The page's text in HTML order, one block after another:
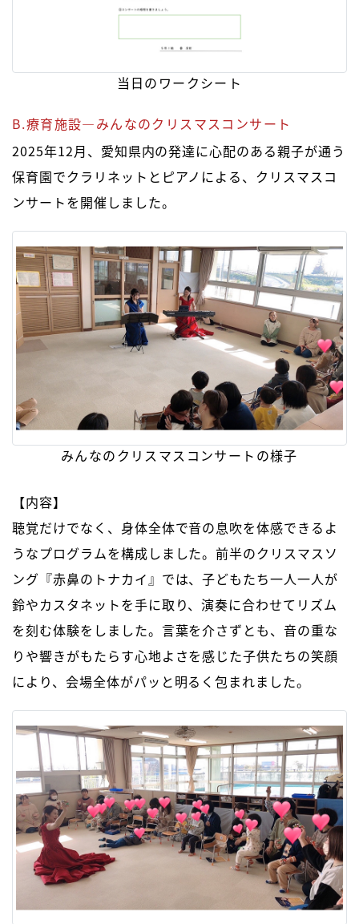
当日のワークシート
B.療育施設―みんなのクリスマスコンサート
2025年12月、愛知県内の発達に心配のある親子が通う
保育園でクラリネットとピアノによる、クリスマスコ
ンサートを開催しました。
みんなのクリスマスコンサートの様子
【内容】
聴覚だけでなく、身体全体で音の息吹を体感できるよ
うなプログラムを構成しました。前半のクリスマスソ
ング『赤鼻のトナカイ』では、子どもたち一人一人が
鈴やカスタネットを手に取り、演奏に合わせてリズム
を刻む体験をしました。言葉を介さずとも、音の重な
りや響きがもたらす心地よさを感じた子供たちの笑顔
により、会場全体がパッと明るく包まれました。